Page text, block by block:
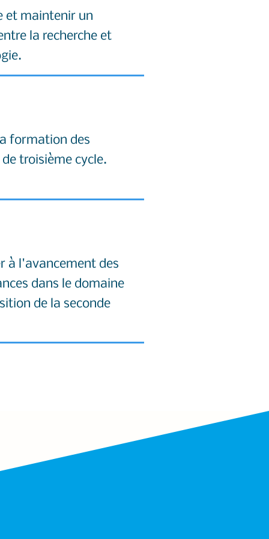
et maintenir un
la recherche et
formation des
troisième cycle.
à l'avancement des
dans le domaine
de la seconde